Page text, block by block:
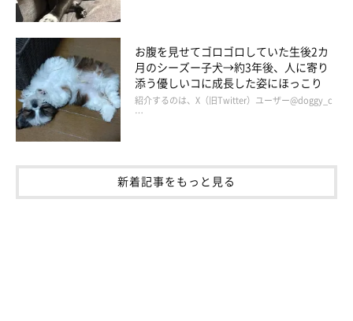
「私がまだマッタリお茶を飲んで母と話し込んだりしていても、
部屋から出て玄関付近に座り込み、無言で全身から『帰りたいオ
ーラ』を発します。若いころは、母と廊下で遊んだりしていたの
ですが……最近は淡白ですねぇ（笑）」
お腹を見せてゴロゴロしていた生後2カ
月のシーズー子犬→約3年後、人に寄り
添う優しいコに成長した姿にほっこり
紹介するのは、X（旧Twitter）ユーザー@doggy_c
…
新着記事をもっと見る